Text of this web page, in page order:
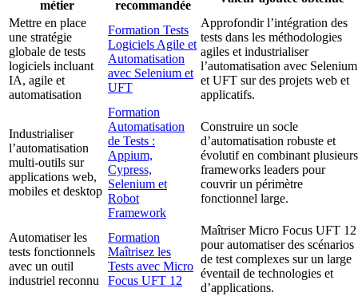
métier
recommandée
Mettre en place
une stratégie
globale de tests
logiciels incluant
IA, agile et
automatisation
Formation Tests
Logiciels Agile et
Automatisation
avec Selenium et
UFT
Approfondir l’intégration des
tests dans les méthodologies
agiles et industrialiser
l’automatisation avec Selenium
et UFT sur des projets web et
applicatifs.
Industrialiser
l’automatisation
multi-outils sur
applications web,
mobiles et desktop
Formation
Automatisation
de Tests :
Appium,
Cypress,
Selenium et
Robot
Framework
Construire un socle
d’automatisation robuste et
évolutif en combinant plusieurs
frameworks leaders pour
couvrir un périmètre
fonctionnel large.
Automatiser les
tests fonctionnels
avec un outil
industriel reconnu
Formation
Maîtrisez les
Tests avec Micro
Focus UFT 12
Maîtriser Micro Focus UFT 12
pour automatiser des scénarios
de test complexes sur un large
éventail de technologies et
d’applications.